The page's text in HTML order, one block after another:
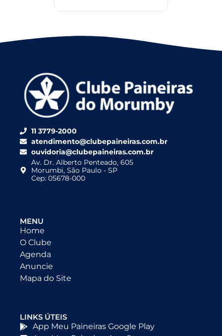
11 3779-2000
atendimento@clubepaineiras.com.br
ouvidoria@clubepaineiras.com.br
Av. Dr. Alberto Penteado, 605
Morumbi, São Paulo - SP
Cep: 05678-000
MENU
Home
O Clube
Agenda
Anuncie
Mapa do Site
LINKS ÚTEIS
App Meu Paineiras Google Play